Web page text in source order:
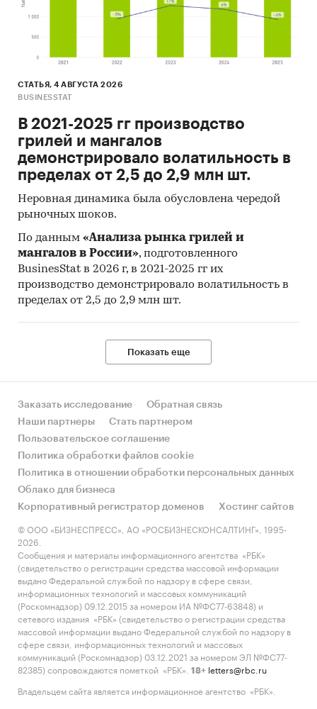
СТАТЬЯ, 4 АВГУСТА 2026
BUSINESSTAT
В 2021-2025 гг производство
грилей и мангалов
демонстрировало волатильность в
пределах от 2,5 до 2,9 млн шт.
Неровная динамика была обусловлена чередой
рыночных шоков.
По данным «Анализа рынка грилей и
мангалов в России», подготовленного
BusinesStat в 2026 г, в 2021-2025 гг их
производство демонстрировало волатильность в
пределах от 2,5 до 2,9 млн шт.
Показать еще
Заказать исследование
Обратная связь
Наши партнеры
Стать партнером
Пользовательское соглашение
Политика обработки файлов cookie
Политика в отношении обработки персональных данных
Облако для бизнеса
Корпоративный регистратор доменов
Хостинг сайтов
© ООО «БИЗНЕСПРЕСС», АО «РОСБИЗНЕСКОНСАЛТИНГ», 1995-
2026.
Сообщения и материалы информационного агентства «РБК»
(свидетельство о регистрации средства массовой информации
выдано Федеральной службой по надзору в сфере связи,
информационных технологий и массовых коммуникаций
(Роскомнадзор) 09.12.2015 за номером ИА №ФС77-63848) и
сетевого издания «РБК» (свидетельство о регистрации средства
массовой информации выдано Федеральной службой по надзору в
сфере связи, информационных технологий и массовых
коммуникаций (Роскомнадзор) 03.12.2021 за номером ЭЛ №ФС77-
82385) сопровождаются пометкой «РБК».
18+ letters@rbc.ru
Владельцем сайта является информационное агентство «РБК».